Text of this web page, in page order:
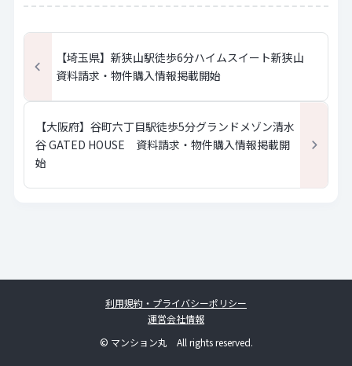
【埼玉県】新狭山駅徒歩6分ハイムスイート新狭山
資料請求・物件購入情報掲載開始
【大阪府】谷町六丁目駅徒歩5分グランドメゾン清水
谷 GATED HOUSE 資料請求・物件購入情報掲載開
始
利用規約・プライバシーポリシー
運営会社情報
© マンション丸 All rights reserved.